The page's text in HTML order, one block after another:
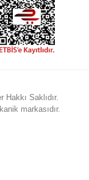
Hakkı Saklıdır.
markasıdır.